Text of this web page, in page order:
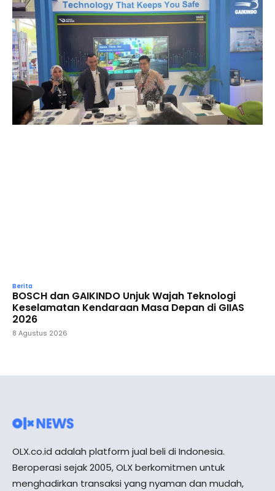
Berita
BOSCH dan GAIKINDO Unjuk Wajah Teknologi
Keselamatan Kendaraan Masa Depan di GIIAS
2026
8 Agustus 2026
OLX.co.id adalah platform jual beli di Indonesia.
Beroperasi sejak 2005, OLX berkomitmen untuk
menghadirkan transaksi yang nyaman dan mudah,